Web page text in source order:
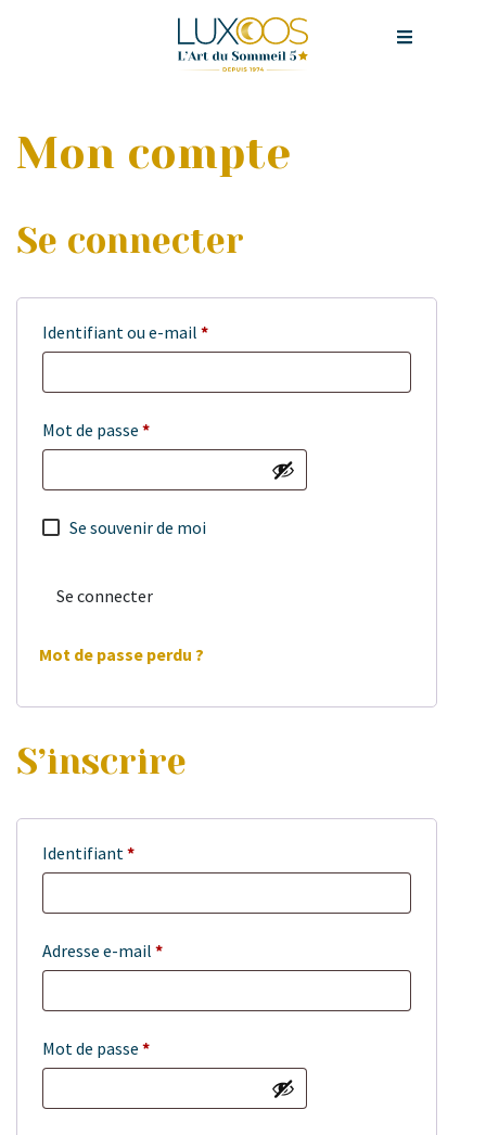
Mon compte
Se connecter
Identifiant ou e-mail *
Mot de passe *
Se souvenir de moi
Se connecter
Mot de passe perdu ?
S’inscrire
Identifiant*
Adresse e-mail *
Mot de passe *